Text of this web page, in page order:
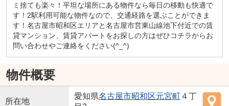
ミ捨ても楽々！平坦な場所にある物件なら毎日の移動も快適で
す！2駅利用可能な物件なので、交通経路を選ぶことができま
す！名古屋市昭和区エリアと名古屋市営東山線池下付近での賃
貸マンション、賃貸アパートをお探しの方はぜひコチラからお
問い合わせやご連絡をください(^_^)
物件概要
所在地
愛知県名古屋市昭和区元宮町４丁